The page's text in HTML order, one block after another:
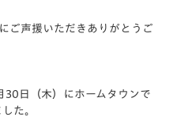
ご声援いただきありがとうご
日（木）
にホームタウンで
た。